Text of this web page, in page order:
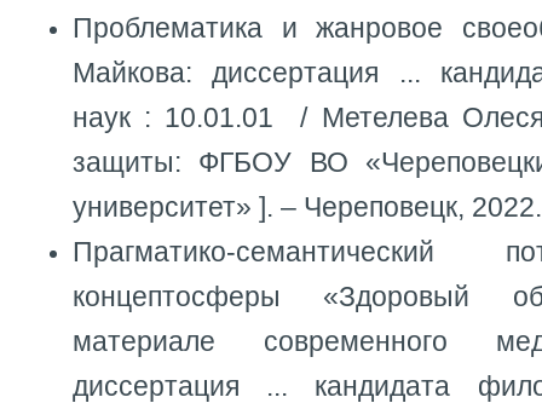
Проблематика и жанровое
Майкова: диссертация ...
наук : 10.01.01 / Метелева
защиты: ФГБОУ ВО
университет» ]. – Череповецк, 2022.
Прагматико-семантический
концептосферы «Здоровый
материале современного
диссертация ... кандидата